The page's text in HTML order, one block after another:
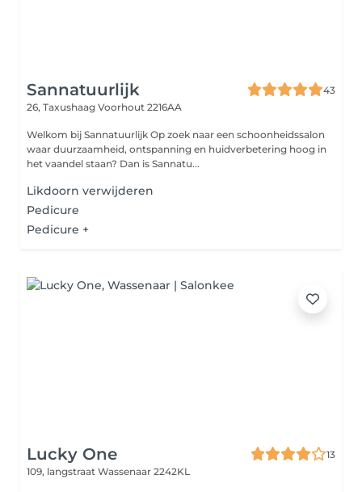
Sannatuurlijk
43
26, Taxushaag Voorhout 2216AA
Welkom bij Sannatuurlijk Op zoek naar een schoonheidssalon
waar duurzaamheid, ontspanning en huidverbetering hoog in
het vaandel staan? Dan is Sannatu...
Likdoorn verwijderen
Pedicure
Pedicure +
Lucky One
13
109, langstraat Wassenaar 2242KL